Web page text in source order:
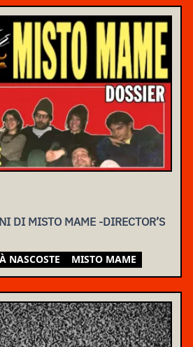
DI MISTO MAME -DIRECTOR’S
NASCOSTE MISTO MAME